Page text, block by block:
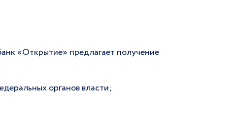
«Открытие» предлагает получение
органов власти;